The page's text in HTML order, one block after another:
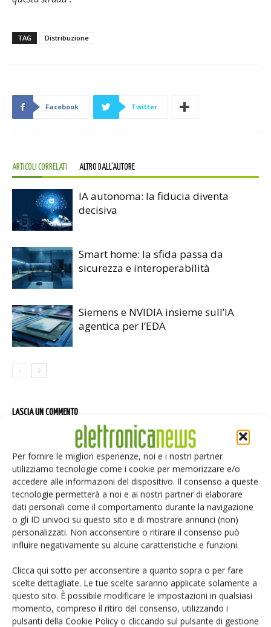
Per fornire le migliori esperienze, noi e i nostri partner
utilizziamo tecnologie come i cookie per memorizzare e/o
accedere alle informazioni del dispositivo. Il consenso a queste
tecnologie permetterà a noi e ai nostri partner di elaborare
dati personali come il comportamento durante la navigazione
o gli ID univoci su questo sito e di mostrare annunci (non)
personalizzati. Non acconsentire o ritirare il consenso può
influire negativamente su alcune caratteristiche e funzioni.
Clicca qui sotto per acconsentire a quanto sopra o per fare
scelte dettagliate. Le tue scelte saranno applicate solamente a
questo sito. È possibile modificare le impostazioni in qualsiasi
momento, compreso il ritiro del consenso, utilizzando i
pulsanti della Cookie Policy o cliccando sul pulsante di gestione
TAG Distribuzione
Facebook Twitter
ARTICOLI CORRELATI ALTRO DALL'AUTORE
IA autonoma: la fiducia diventa
decisiva
Smart home: la sfida passa da
sicurezza e interoperabilità
Siemens e NVIDIA insieme sull’IA
agentica per l’EDA
LASCIA UN COMMENTO